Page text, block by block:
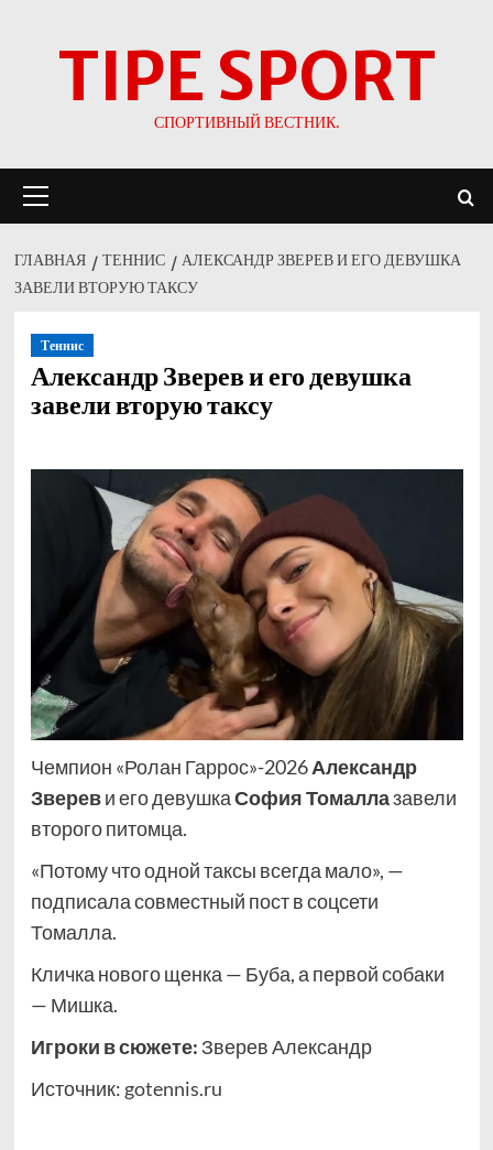
TIPE SPORT
СПОРТИВНЫЙ ВЕСТНИК.
меню
ГЛАВНАЯ ТЕННИС
АЛЕКСАНДР ЗВЕРЕВ И ЕГО ДЕВУШКА
ЗАВЕЛИ ВТОРУЮ ТАКСУ
Теннис
Александр Зверев и его девушка
завели вторую таксу
Чемпион «Ролан Гаррос»-2026Александр
Звереви его девушкаСофия Томаллазавели
второго питомца.
«Потому что одной таксы всегда мало», —
подписала совместный пост в соцсети
Томалла.
Кличка нового щенка — Буба, а первой собаки
— Мишка.
Игроки в сюжете:Зверев Александр
Источник: gotennis.ru